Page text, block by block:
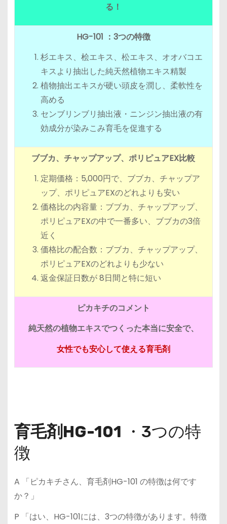
る！
HG-101 ：3つの特徴
杉エキス、桧エキス、松エキス、オオバコエ
キスより抽出した純天然植物エキス精製
植物抽出エキスが硬い頭皮を潤し、柔軟性を
高める
センブリンブリ抽出液・ニンジン抽出液の有
効成分が染みこみ育毛を促進する
ブブカ、チャップアップ、ポリピュアEX比較
定期価格：5,000円で、ブブカ、チャップア
ップ、ポリピュアEXのどれよりも安い
価格比の内容量：ブブカ、チャップアップ、
ポリピュアEXの中で一番多い、ブブカの3倍
近く
価格比の配合数：ブブカ、チャップアップ、
ポリピュアEXのどれよりも少ない
返金保証日数が 8日間と特に短い
ピカキチのコメント
純天然の植物エキスでつくった本当に安全で、
女性でも安心して使える育毛剤
育毛剤HG-101 ・3つの特
徴
A 「ピカキチさん、育毛剤HG-101 の特徴は何です
か？」
P 「はい、HG-101には、3つの特徴があります。特徴